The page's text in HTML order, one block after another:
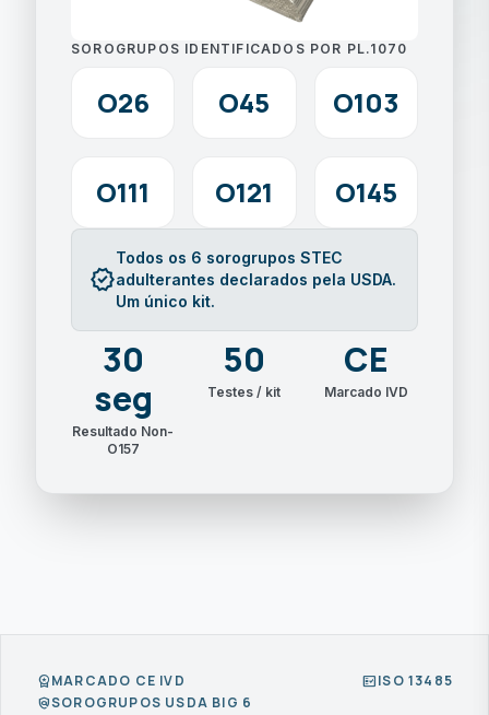
SOROGRUPOS IDENTIFICADOS POR PL.1070
O26 O45 O103
O111 O121 O145
verified
Todos os 6 sorogrupos STEC
adulterantes declarados pela USDA.
Um único kit.
30
seg
Resultado Non-
O157
50
Testes / kit
CE
Marcado IVD
workspace_premiumMARCADO CE IVD fact_checkISO 13485
policySOROGRUPOS USDA BIG 6